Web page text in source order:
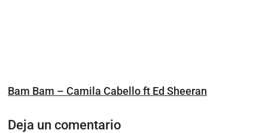
Bam Bam – Camila Cabello ft Ed Sheeran
Deja un comentario